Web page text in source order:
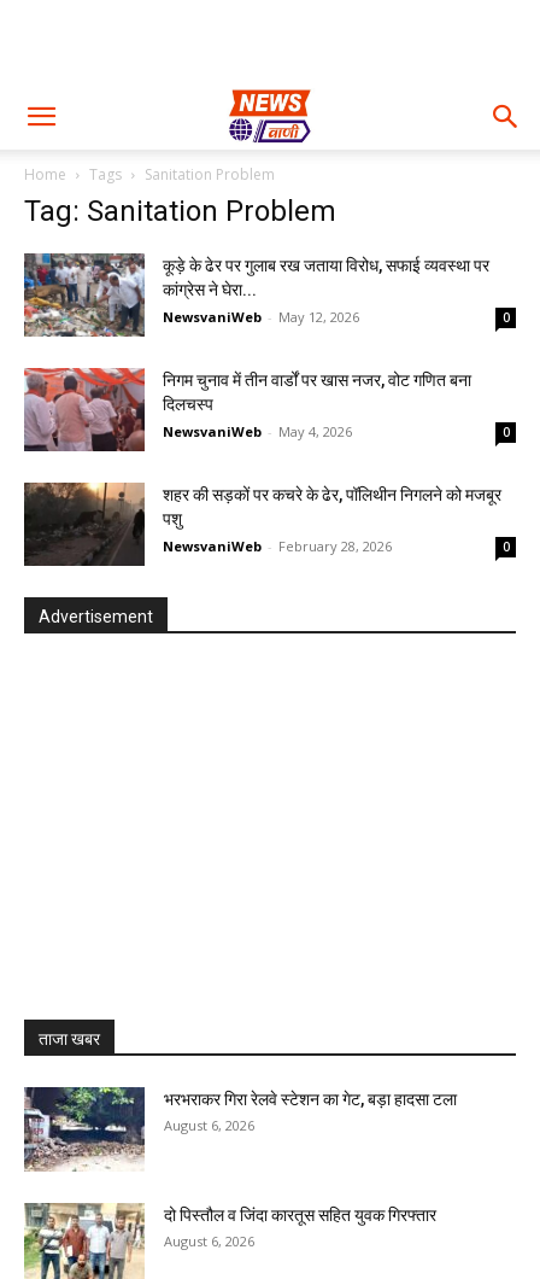
Home Tags Sanitation Problem
Tag: Sanitation Problem
कूड़े के ढेर पर गुलाब रख जताया विरोध, सफाई व्यवस्था पर
कांग्रेस ने घेरा...
NewsvaniWeb - May 12, 2026 0
निगम चुनाव में तीन वार्डों पर खास नजर, वोट गणित बना
दिलचस्प
NewsvaniWeb - May 4, 2026 0
शहर की सड़कों पर कचरे के ढेर, पॉलिथीन निगलने को मजबूर
पशु
NewsvaniWeb - February 28, 2026 0
Advertisement
ताजा खबर
भरभराकर गिरा रेलवे स्टेशन का गेट, बड़ा हादसा टला
August 6, 2026
दो पिस्तौल व जिंदा कारतूस सहित युवक गिरफ्तार
August 6, 2026